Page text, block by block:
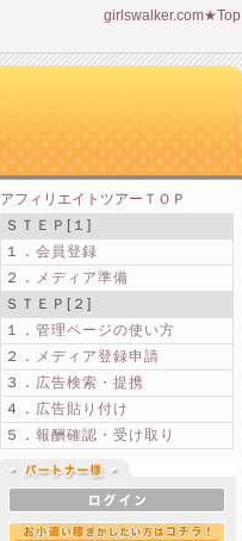
girlswalker.com★Top
アフィリエイトツアーＴＯＰ
ＳＴＥＰ[１]
１． 会員登録
２． メディア準備
ＳＴＥＰ[２]
１． 管理ページの使い方
２． メディア登録申請
３． 広告検索・提携
４． 広告貼り付け
５． 報酬確認・受け取り